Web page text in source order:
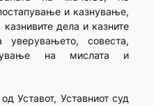
и казнување,
дела и казните
совеста,
на мислата и
Уставот, Уставниот суд